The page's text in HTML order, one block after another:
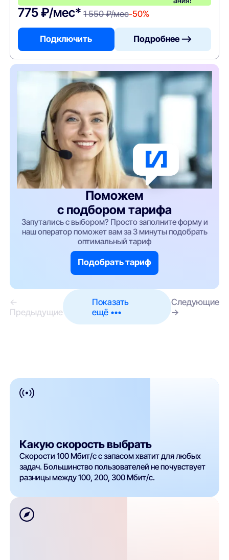
775 ₽/мес* 1 550 ₽/мес-50%
Подключить Подробнее —>
Поможем
с подбором тарифа
Запутались с выбором? Просто заполните форму и
наш оператор поможет вам за 3 минуты подобрать
оптимальный тариф
Подобрать тариф
←
Предыдущие
Показать
ещё •••
Следующие
→
Какую скорость выбрать
Скорости 100 Мбит/с с запасом хватит для любых
задач. Большинство пользователей не почувствует
разницы между 100, 200, 300 Мбит/с.